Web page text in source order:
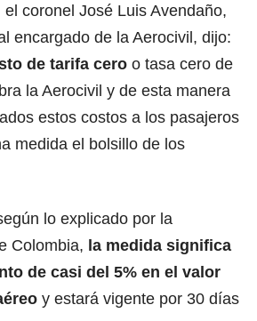
coronel José Luis Avendaño,
encargado de la Aerocivil, dijo:
de tarifa cero o tasa cero de
la Aerocivil y de esta manera
estos costos a los pasajeros
medida el bolsillo de los
lo explicado por la
Colombia, la medida significa
de casi del 5% en el valor
y estará vigente por 30 días